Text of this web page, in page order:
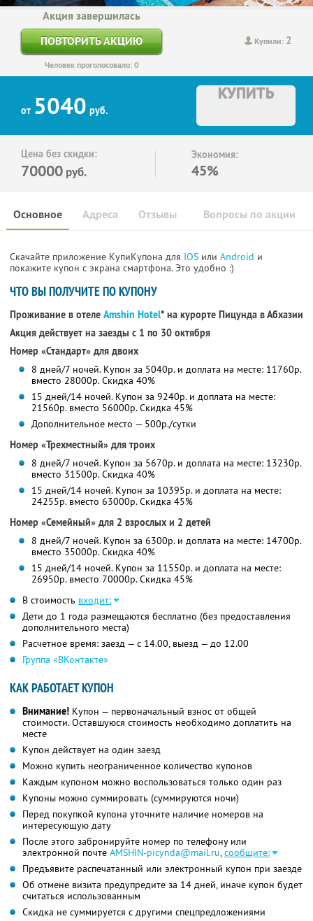
Купили: 2
Акция завершилась
ПОВТОРИТЬ АКЦИЮ
Человек проголосовало: 0
от 5040 руб.
КУПИТЬ
Цена без скидки:
70000 руб.
Экономия:
45%
Основное Отзывы Вопросы по акции
Адреса
Скачайте приложение КупиКупона для IOS или Android и
покажите купон с экрана смартфона. Это удобно :)
ЧТО ВЫ ПОЛУЧИТЕ ПО КУПОНУ
Проживание в отеле Amshin Hotel* на курорте Пицунда в Абхазии
Акция действует на заезды с 1 по 30 октября
Номер «Стандарт» для двоих
8 дней/7 ночей. Купон за 5040р. и доплата на месте: 11760р.
вместо 28000р. Скидка 40%
15 дней/14 ночей. Купон за 9240р. и доплата на месте:
21560р. вместо 56000р. Скидка 45%
Дополнительное место — 500р./сутки
Номер «Трехместный» для троих
8 дней/7 ночей. Купон за 5670р. и доплата на месте: 13230р.
вместо 31500р. Скидка 40%
15 дней/14 ночей. Купон за 10395р. и доплата на месте:
24255р. вместо 63000р. Скидка 45%
Номер «Семейный» для 2 взрослых и 2 детей
8 дней/7 ночей. Купон за 6300р. и доплата на месте: 14700р.
вместо 35000р. Скидка 40%
15 дней/14 ночей. Купон за 11550р. и доплата на месте:
26950р. вместо 70000р. Скидка 45%
В стоимость входит:
Дети до 1 года размещаются бесплатно (без предоставления
дополнительного места)
Расчетное время: заезд — с 14.00, выезд — до 12.00
Группа «ВКонтакте»
КАК РАБОТАЕТ КУПОН
Внимание! Купон — первоначальный взнос от общей
стоимости. Оставшуюся стоимость необходимо доплатить на
месте
Купон действует на один заезд
Можно купить неограниченное количество купонов
Каждым купоном можно воспользоваться только один раз
Купоны можно суммировать (суммируются ночи)
Перед покупкой купона уточните наличие номеров на
интересующую дату
После этого забронируйте номер по телефону или
электронной почте AMSHIN-picynda@mail.ru, сообщите:
Предъявите распечатанный или электронный купон при заезде
Об отмене визита предупредите за 14 дней, иначе купон будет
считаться использованным
Скидка не суммируется с другими спецпредложениями